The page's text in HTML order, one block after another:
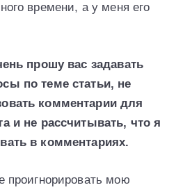
времени, а у меня его
прошу вас задавать
по теме статьи, не
комментарии для
и не рассчитывать, что я
в комментариях.
проигнорировать мою